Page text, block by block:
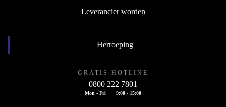
Leverancier worden
Herroeping
GRATIS HOTLINE
0800 222 7801
Mon - Fri 9:00 - 15:00